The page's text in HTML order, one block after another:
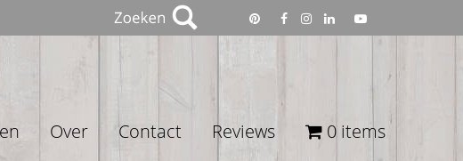
Over Contact Reviews 0 items